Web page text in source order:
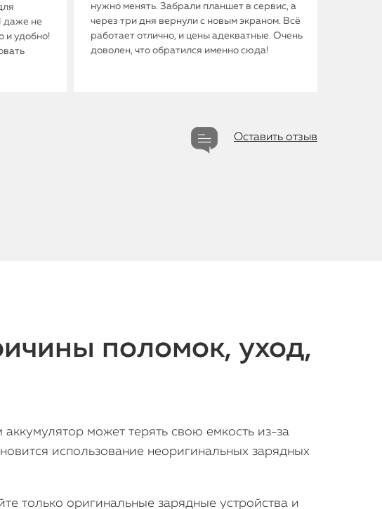
даже не
и удобно!
нужно менять. Забрали планшет в сервис, а
через три дня вернули с новым экраном. Всё
работает отлично, и цены адекватные. Очень
доволен, что обратился именно сюда!
Оставить отзыв
поломок, уход,
может терять свою емкость из-за
использование неоригинальных зарядных
только оригинальные зарядные устройства и